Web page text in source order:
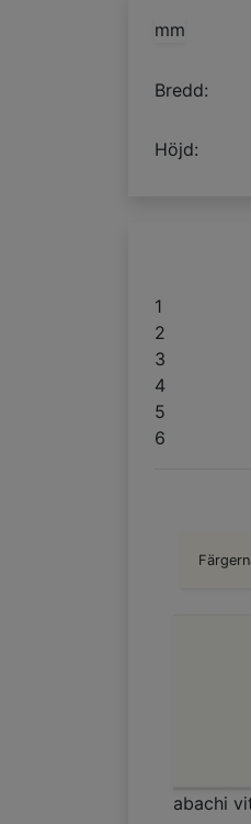
mm
Bredd:
Höjd:
1
2
3
4
5
6
abachi